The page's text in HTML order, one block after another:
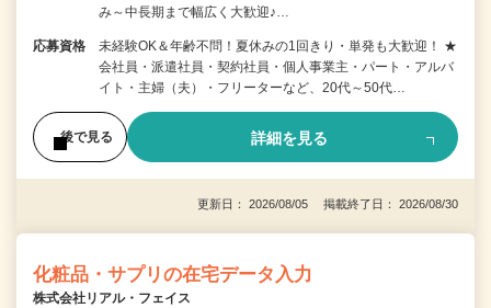
み～中長期まで幅広く大歓迎♪…
応募資格
未経験OK＆年齢不問！夏休みの1回きり・単発も大歓迎！ ★
会社員・派遣社員・契約社員・個人事業主・パート・アルバ
イト・主婦（夫）・フリーターなど、20代～50代…
後で見る 詳細を見る
更新日： 2026/08/05 掲載終了日： 2026/08/30
化粧品・サプリの在宅データ入力
株式会社リアル・フェイス